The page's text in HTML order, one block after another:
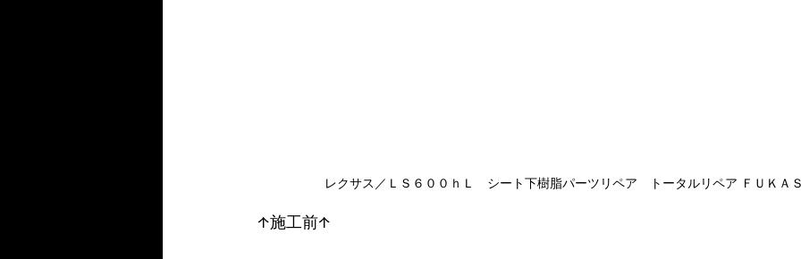
レクサス／ＬＳ６００ｈＬ　シート下樹脂パーツリペア　トータルリペア ＦＵＫＡ
↑施工前↑